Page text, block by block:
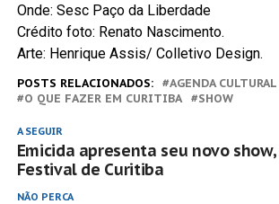
Onde: Sesc Paço da Liberdade
Crédito foto: Renato Nascimento.
Arte: Henrique Assis/ Colletivo Design.
POSTS RELACIONADOS:
AGENDA CULTURAL
O QUE FAZER EM CURITIBA
SHOW
A SEGUIR
Emicida apresenta seu novo
Festival de Curitiba
NÃO PERCA